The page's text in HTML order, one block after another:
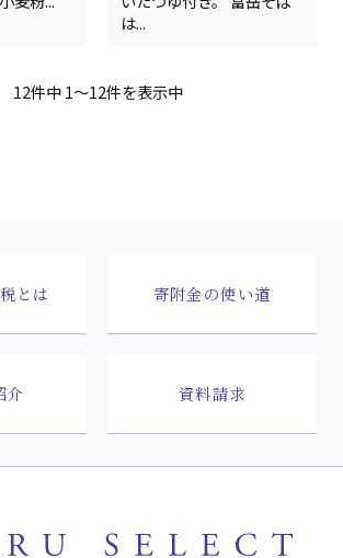
は...
12件中 1～12件を表示中
とは 寄附金の使い道
介 資料請求